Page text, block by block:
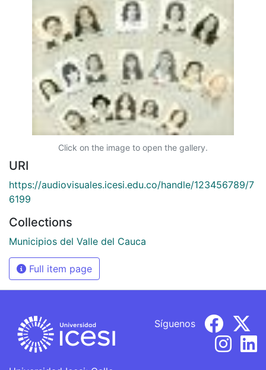
Click on the image to open the gallery.
URI
https://audiovisuales.icesi.edu.co/handle/123456789/7
6199
Collections
Municipios del Valle del Cauca
Full item page
Síguenos